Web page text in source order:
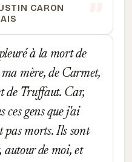
CARON
à la mort de
mère, de Carmet,
de Truffaut. Car,
ces gens que j'ai
pas morts. Ils sont
autour de moi, et